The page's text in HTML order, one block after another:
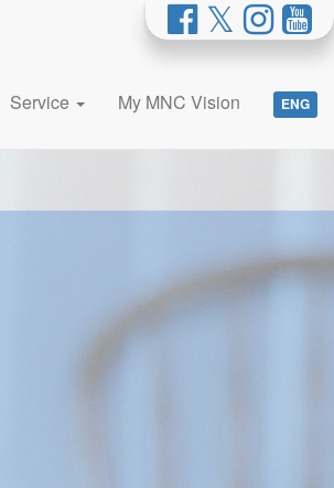
Service My MNC Vision ENG